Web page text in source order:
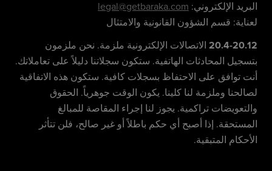
البريد الإلكتروني: legal@getbaraka.com
لعناية: قسم الشؤون القانونية والامتثال
20.4-20.12 الاتصالات الإلكترونية ملزمة. نحن ملزمون
بتسجيل المحادثات الهاتفية. ستكون سجلاتنا دليلاً على تعاملاتك.
أنت توافق على الاحتفاظ بسجلات كافية. ستكون هذه الاتفاقية
لصالحنا وملزمة لنا كلينا. يكون الوقت جوهرياً. الحقوق
والتعويضات تراكمية. يجوز لنا إجراء المقاصة للمبالغ
المستحقة. إذا أصبح أي حكم باطلاً أو غير صالح، فلن تتأثر
الأحكام المتبقية.